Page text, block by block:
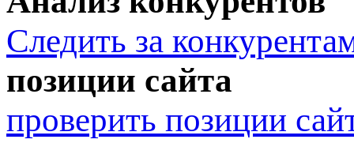
Следить за
позиции сайта
проверить позиции